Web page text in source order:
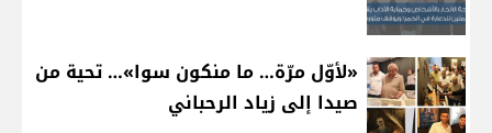
«لأوّل مرّة… ما منكون سوا»… تحية من
صيدا إلى زياد الرحباني